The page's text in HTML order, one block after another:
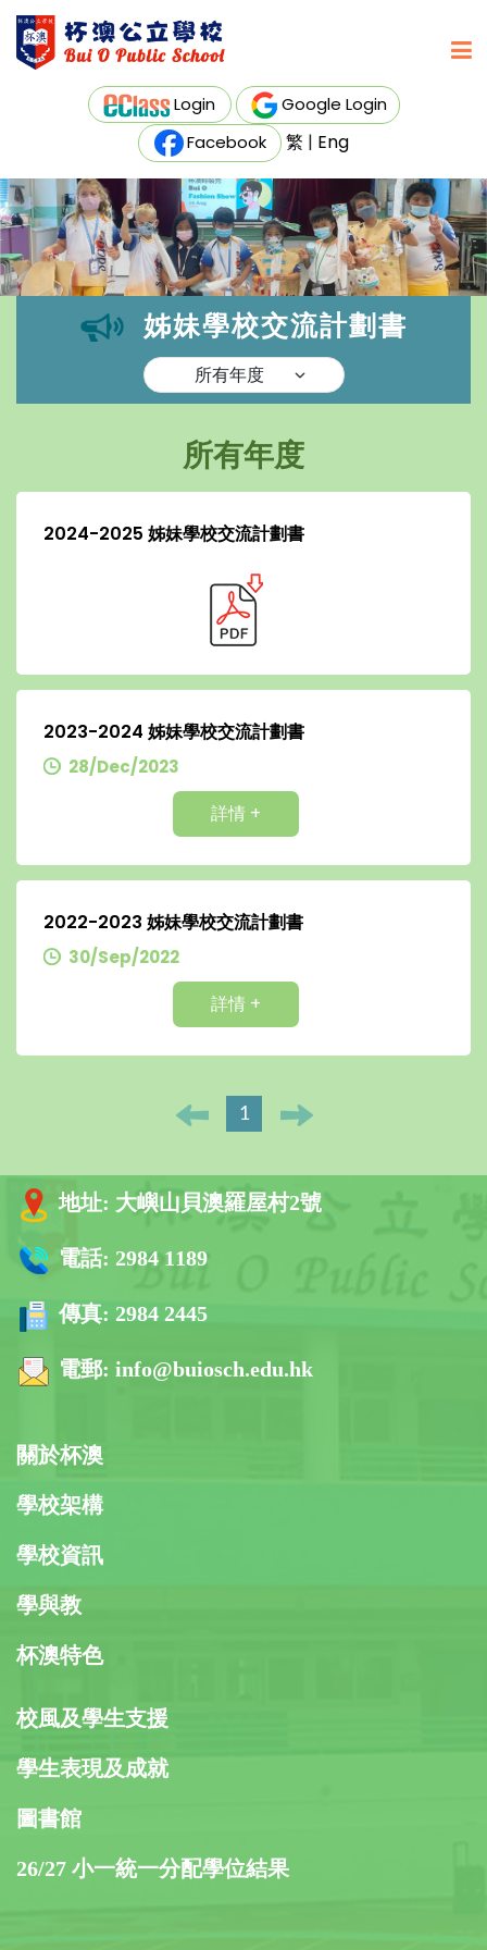
Login
Google Login
Facebook
繁 | Eng
姊妹學校交流計劃書
所有年度
2024-2025 姊妹學校交流計劃書
2023-2024 姊妹學校交流計劃書
28/Dec/2023
詳情 +
2022-2023 姊妹學校交流計劃書
30/Sep/2022
詳情 +
1
地址: 大嶼山貝澳羅屋村2號
電話: 2984 1189
傳真: 2984 2445
電郵: info@buiosch.edu.hk
關於杯澳
學校架構
學校資訊
學與教
杯澳特色
校風及學生支援
學生表現及成就
圖書館
26/27 小一統一分配學位結果